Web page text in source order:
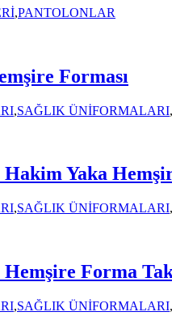
,PANTOLONLAR
Forması
,SAĞLIK ÜNİFORMALARI,
Yaka
,SAĞLIK ÜNİFORMALARI,
Forma
,SAĞLIK ÜNİFORMALARI,